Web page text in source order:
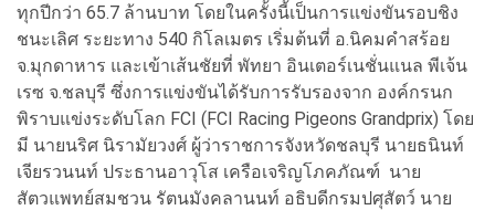
ทุกปีกว่า 65.7 ล้านบาท โดยในครั้งนี้เป็นการแข่งขันรอบชิง
ชนะเลิศ ระยะทาง 540 กิโลเมตร เริ่มต้นที่ อ.นิคมคำสร้อย
จ.มุกดาหาร และเข้าเส้นชัยที่ พัทยา อินเตอร์เนชั่นแนล พีเจ้น
เรซ จ.ชลบุรี ซึ่งการแข่งขันได้รับการรับรองจาก องค์กรนก
พิราบแข่งระดับโลก FCI (FCI Racing Pigeons Grandprix) โดย
มี นายนริศ นิรามัยวงศ์ ผู้ว่าราชการจังหวัดชลบุรี นายธนินท์
เจียรวนนท์ ประธานอาวุโส เครือเจริญโภคภัณฑ์ นาย
สัตวแพทย์สมชวน รัตนมังคลานนท์ อธิบดีกรมปศุสัตว์ นาย